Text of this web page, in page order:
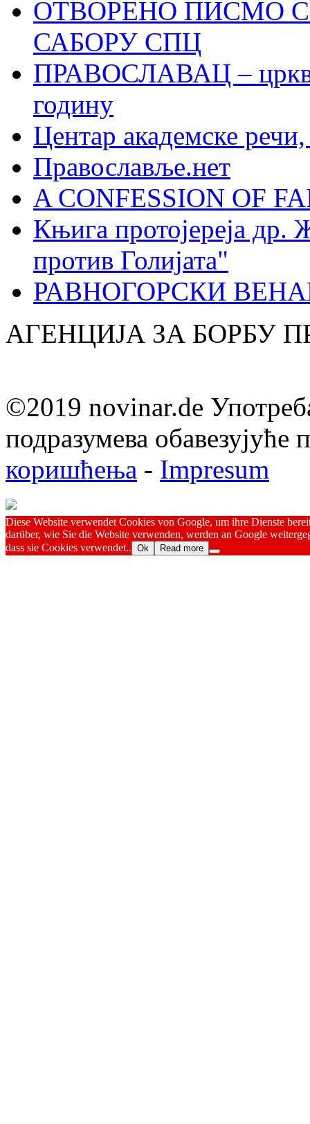
ОТВОРЕНО ПИСМО
САБОРУ СПЦ
ПРАВОСЛАВАЦ –
годину
Центар академске
Православље.нет
A CONFESSION OF
Књига протојереја др.
против Голијата"
РАВНОГОРСКИ
АГЕНЦИЈА ЗА БОРБУ
©2019 novinar.de
подразумева обавезујуће
коришћења - Impresum
Diese Website verwendet Cookies von Google, um ihre Dienste
darüber, wie Sie die Website verwenden, werden an Google
dass sie Cookies verwendet.. Ok Read more